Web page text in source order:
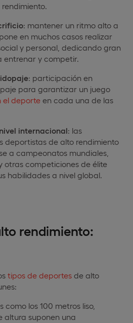
: mantener un ritmo alto a
en muchos casos realizar
y personal, dedicando gran
y competir.
: participación en
para garantizar un juego
el deporte en cada una de las
internacional: las
deportistas de alto rendimiento
a campeonatos mundiales,
otras competiciones de élite
habilidades a nivel global.
rendimiento:
tipos de deportes de alto
como los 100 metros liso,
altura suponen una